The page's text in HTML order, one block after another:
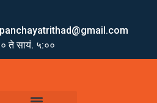
ते सायं. ५:००